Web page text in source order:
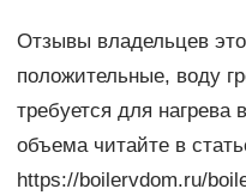
Отзывы владельцев
положительные, воду
требуется для нагрева
объема читайте в
https://boilervdom.ru/